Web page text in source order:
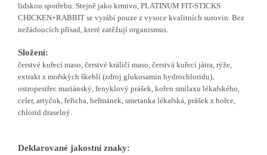
lidskou spotřebu. Stejně jako krmivo, PLATINUM FIT-STICKS
CHICKEN+RABBIT se vyrábí pouze z vysoce kvalitních surovin. Bez
nežádoucích přísad, které zatěžují organismus.
Složení:
čerstvé kuřecí maso, čerstvé králičí maso, čerstvá kuřecí játra, rýže,
extrakt z mořských škeblí (zdroj glukosamin hydrochloridu),
ostropestřec mariánský, fenyklový prášek, kořen smilaxu lékařského,
celer, artyčok, řeřicha, heřmánek, smetanka lékařská, prášek z hořce,
chlorid draselný.
Deklarované jakostní znaky: